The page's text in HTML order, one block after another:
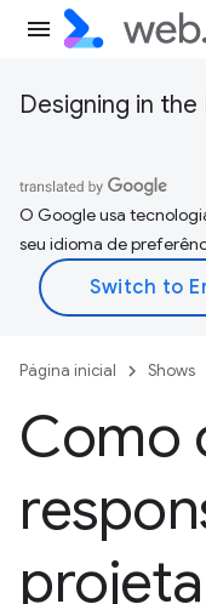
Designing in
O Google usa
seu idioma de
Página inicial Shows
Como